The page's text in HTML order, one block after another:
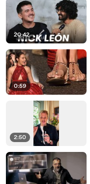
20:42
0:59
2:50